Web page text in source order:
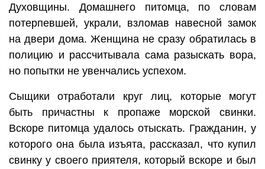
Духовщины. Домашнего питомца, по словам
потерпевшей, украли, взломав навесной замок
на двери дома. Женщина не сразу обратилась в
полицию и рассчитывала сама разыскать вора,
но попытки не увенчались успехом.
Сыщики отработали круг лиц, которые могут
быть причастны к пропаже морской свинки.
Вскоре питомца удалось отыскать. Гражданин, у
которого она была изъята, рассказал, что купил
свинку у своего приятеля, который вскоре и был